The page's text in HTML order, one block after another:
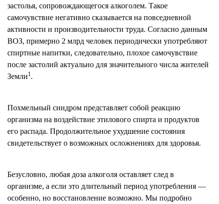
застолья, сопровождающегося алкоголем. Такое
самочувствие негативно сказывается на повседневной
активности и производительности труда. Согласно данным
ВОЗ, примерно 2 млрд человек периодически употребляют
спиртные напитки, следовательно, плохое самочувствие
после застолий актуально для значительного числа жителей
Земли1.
Похмельный синдром представляет собой реакцию
организма на воздействие этилового спирта и продуктов
его распада. Продолжительное ухудшение состояния
свидетельствует о возможных осложнениях для здоровья.
Безусловно, любая доза алкоголя оставляет след в
организме, а если это длительный период употребления —
особенно, но восстановление возможно. Мы подробно